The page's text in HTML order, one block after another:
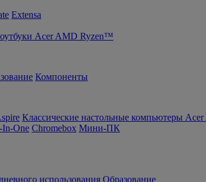
Extensa
Acer AMD Ryzen™
Компоненты
Классические настольные компьютеры Acer
In-One Chromebox Мини-ПК
использования Образование